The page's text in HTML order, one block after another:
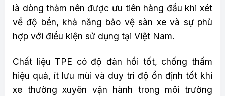
là dòng thảm nên được ưu tiên hàng đầu khi xét
về độ bền, khả năng bảo vệ sàn xe và sự phù
hợp với điều kiện sử dụng tại Việt Nam.
Chất liệu TPE có độ đàn hồi tốt, chống thấm
hiệu quả, ít lưu mùi và duy trì độ ổn định tốt khi
xe thường xuyên vận hành trong môi trường